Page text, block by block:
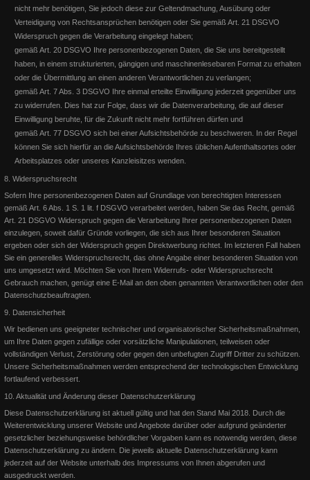
Weiterlesen
Reitabzeichenlehrgang - Mai 2015
Reitabzeichen Lehrgang auf dem Schlungshof! Alle Teilnehmer haben
mit sehr guten Leistungen bestanden. Ich bin sehr st
Weiterlesen
nicht mehr benötigen, Sie jedoch diese zur Geltendmachung, Ausübung oder
Verteidigung von Rechtsansprüchen benötigen oder Sie gemäß Art. 21 DSGVO
Widerspruch gegen die Verarbeitung eingelegt haben;
gemäß Art. 20 DSGVO Ihre personenbezogenen Daten, die Sie uns bereitgestellt
haben, in einem strukturierten, gängigen und maschinenlesebaren Format zu erhalten
oder die Übermittlung an einen anderen Verantwortlichen zu verlangen;
gemäß Art. 7 Abs. 3 DSGVO Ihre einmal erteilte Einwilligung jederzeit gegenüber uns
zu widerrufen. Dies hat zur Folge, dass wir die Datenverarbeitung, die auf dieser
Einwilligung beruhte, für die Zukunft nicht mehr fortführen dürfen und
gemäß Art. 77 DSGVO sich bei einer Aufsichtsbehörde zu beschweren. In der Regel
können Sie sich hierfür an die Aufsichtsbehörde Ihres üblichen Aufenthaltsortes oder
Arbeitsplatzes oder unseres Kanzleisitzes wenden.
8. Widerspruchsrecht
Sofern Ihre personenbezogenen Daten auf Grundlage von berechtigten Interessen
gemäß Art. 6 Abs. 1 S. 1 lit. f DSGVO verarbeitet werden, haben Sie das Recht, gemäß
Art. 21 DSGVO Widerspruch gegen die Verarbeitung Ihrer personenbezogenen Daten
einzulegen, soweit dafür Gründe vorliegen, die sich aus Ihrer besonderen Situation
ergeben oder sich der Widerspruch gegen Direktwerbung richtet. Im letzteren Fall haben
Sie ein generelles Widerspruchsrecht, das ohne Angabe einer besonderen Situation von
uns umgesetzt wird. Möchten Sie von Ihrem Widerrufs- oder Widerspruchsrecht
Gebrauch machen, genügt eine E-Mail an den oben genannten Verantwortlichen oder den
Datenschutzbeauftragten.
9. Datensicherheit
Wir bedienen uns geeigneter technischer und organisatorischer Sicherheitsmaßnahmen,
um Ihre Daten gegen zufällige oder vorsätzliche Manipulationen, teilweisen oder
vollständigen Verlust, Zerstörung oder gegen den unbefugten Zugriff Dritter zu schützen.
Unsere Sicherheitsmaßnahmen werden entsprechend der technologischen Entwicklung
fortlaufend verbessert.
10. Aktualität und Änderung dieser Datenschutzerklärung
Diese Datenschutzerklärung ist aktuell gültig und hat den Stand Mai 2018. Durch die
Weiterentwicklung unserer Website und Angebote darüber oder aufgrund geänderter
gesetzlicher beziehungsweise behördlicher Vorgaben kann es notwendig werden, diese
Datenschutzerklärung zu ändern. Die jeweils aktuelle Datenschutzerklärung kann
jederzeit auf der Website unterhalb des Impressums von Ihnen abgerufen und
ausgedruckt werden.